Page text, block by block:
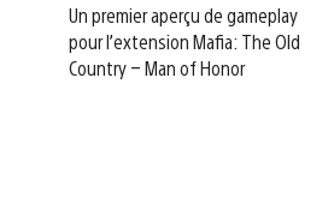
Un premier aperçu de gameplay
pour l’extension Mafia: The Old
Country – Man of Honor